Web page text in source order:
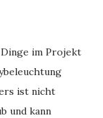
im Projekt
ist nicht
und kann